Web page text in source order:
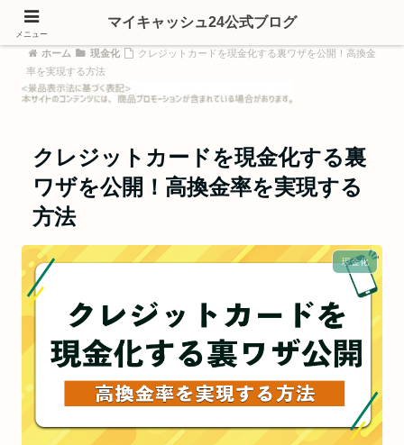
ホーム 現金化
クレジットカードを現金化する裏ワザを公開！高換金
率を実現する方法
クレジットカードを現金化する裏
ワザを公開！高換金率を実現する
方法
現金化
メニュー
マイキャッシュ24公式ブログ